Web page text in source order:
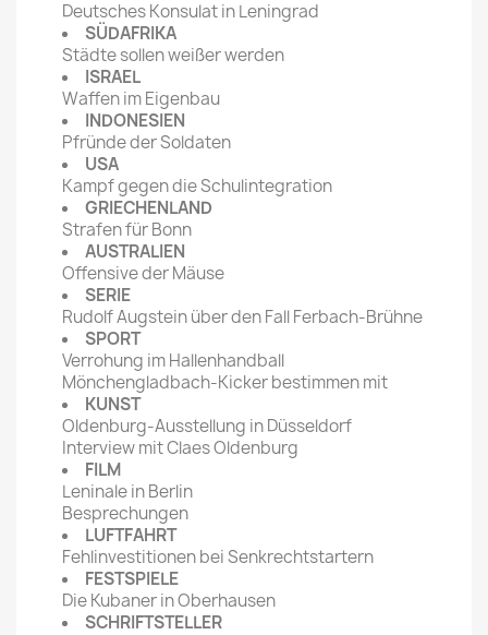
Deutsches Konsulat in Leningrad
SÜDAFRIKA
Städte sollen weißer werden
ISRAEL
Waffen im Eigenbau
INDONESIEN
Pfründe der Soldaten
USA
Kampf gegen die Schulintegration
GRIECHENLAND
Strafen für Bonn
AUSTRALIEN
Offensive der Mäuse
SERIE
Rudolf Augstein über den Fall Ferbach-Brühne
SPORT
Verrohung im Hallenhandball
Mönchengladbach-Kicker bestimmen mit
KUNST
Oldenburg-Ausstellung in Düsseldorf
Interview mit Claes Oldenburg
FILM
Leninale in Berlin
Besprechungen
LUFTFAHRT
Fehlinvestitionen bei Senkrechtstartern
FESTSPIELE
Die Kubaner in Oberhausen
SCHRIFTSTELLER